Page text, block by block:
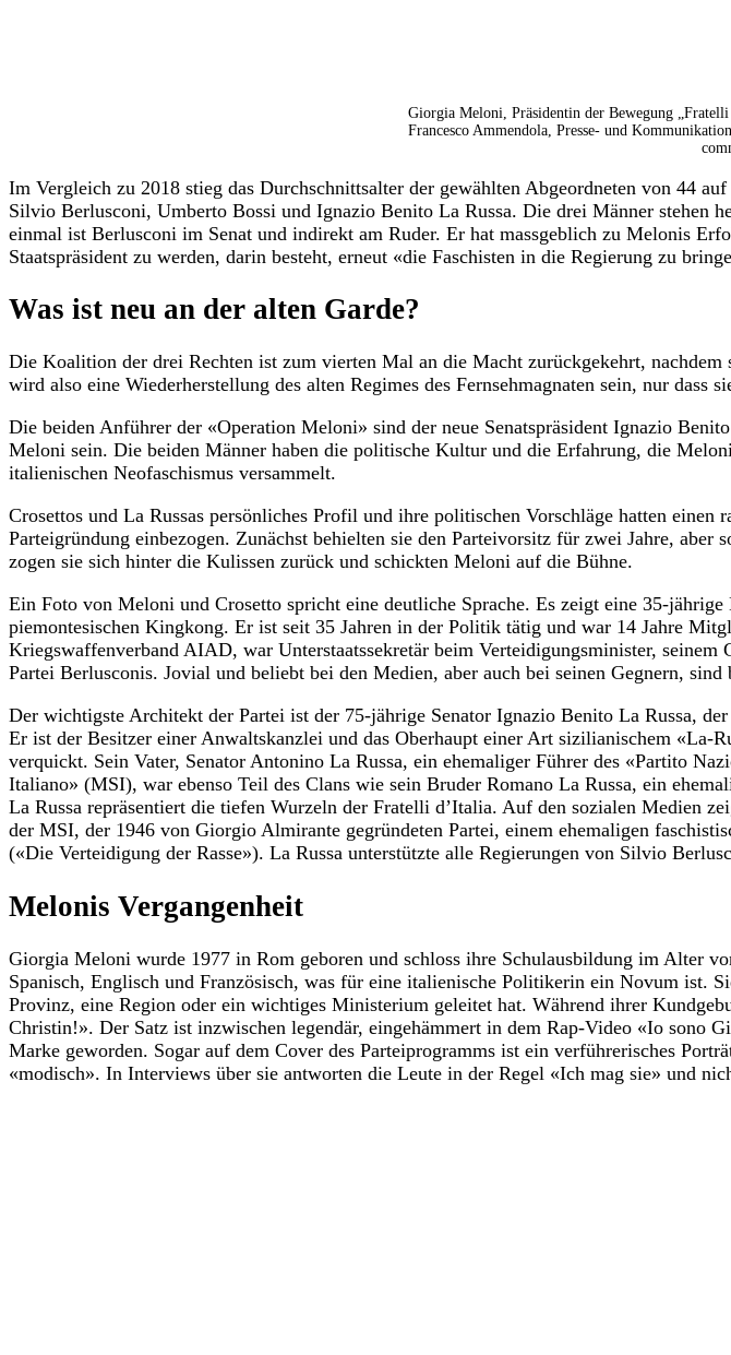
Giorgia Meloni, Präsidentin der Bewegung
Francesco Ammendola, Presse- und
Im Vergleich zu 2018 stieg das Durchschnittsalter der gewählten Abgeordneten von 44
Silvio Berlusconi, Umberto Bossi und Ignazio Benito La Russa. Die drei Männer stehen
einmal ist Berlusconi im Senat und indirekt am Ruder. Er hat massgeblich zu Melonis
Staatspräsident zu werden, darin besteht, erneut «die Faschisten in die Regierung zu
Was ist neu an der alten Garde?
Die Koalition der drei Rechten ist zum vierten Mal an die Macht zurückgekehrt,
wird also eine Wiederherstellung des alten Regimes des Fernsehmagnaten sein, nur dass
Die beiden Anführer der «Operation Meloni» sind der neue Senatspräsident Ignazio
Meloni sein. Die beiden Männer haben die politische Kultur und die Erfahrung, die
italienischen Neofaschismus versammelt.
Crosettos und La Russas persönliches Profil und ihre politischen Vorschläge hatten
Parteigründung einbezogen. Zunächst behielten sie den Parteivorsitz für zwei Jahre,
zogen sie sich hinter die Kulissen zurück und schickten Meloni auf die Bühne.
Ein Foto von Meloni und Crosetto spricht eine deutliche Sprache. Es zeigt eine 35-
piemontesischen Kingkong. Er ist seit 35 Jahren in der Politik tätig und war 14 Jahre
Kriegswaffenverband AIAD, war Unterstaatssekretär beim Verteidigungsminister,
Partei Berlusconis. Jovial und beliebt bei den Medien, aber auch bei seinen Gegnern,
Der wichtigste Architekt der Partei ist der 75-jährige Senator Ignazio Benito La Russa,
Er ist der Besitzer einer Anwaltskanzlei und das Oberhaupt einer Art sizilianischem «La-
verquickt. Sein Vater, Senator Antonino La Russa, ein ehemaliger Führer des «Partito
Italiano» (MSI), war ebenso Teil des Clans wie sein Bruder Romano La Russa, ein
La Russa repräsentiert die tiefen Wurzeln der Fratelli d’Italia. Auf den sozialen Medien
der MSI, der 1946 von Giorgio Almirante gegründeten Partei, einem ehemaligen
(«Die Verteidigung der Rasse»). La Russa unterstützte alle Regierungen von Silvio
Melonis Vergangenheit
Giorgia Meloni wurde 1977 in Rom geboren und schloss ihre Schulausbildung im Alter
Spanisch, Englisch und Französisch, was für eine italienische Politikerin ein Novum ist.
Provinz, eine Region oder ein wichtiges Ministerium geleitet hat. Während ihrer
Christin!». Der Satz ist inzwischen legendär, eingehämmert in dem Rap-Video «Io sono
Marke geworden. Sogar auf dem Cover des Parteiprogramms ist ein verführerisches
«modisch». In Interviews über sie antworten die Leute in der Regel «Ich mag sie» und